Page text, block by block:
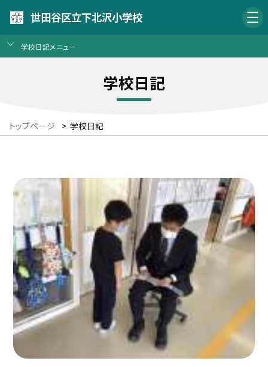
世田谷区立下北沢小学校
学校日記メニュー
学校日記
トップページ > 学校日記